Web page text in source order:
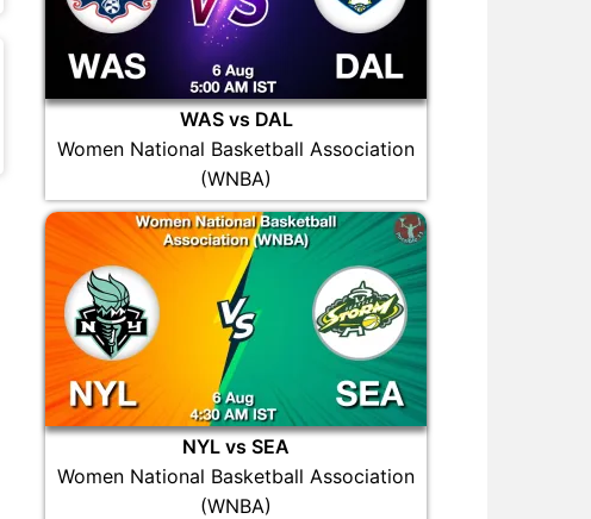
WAS vs DAL
Women National Basketball Association
(WNBA)
NYL vs SEA
Women National Basketball Association
(WNBA)